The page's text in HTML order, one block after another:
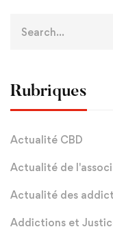
Rubriques
Actualité CBD
Actualité de
Actualité des
Addictions et